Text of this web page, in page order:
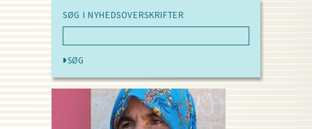
SØG I NYHEDSOVERSKRIFTER